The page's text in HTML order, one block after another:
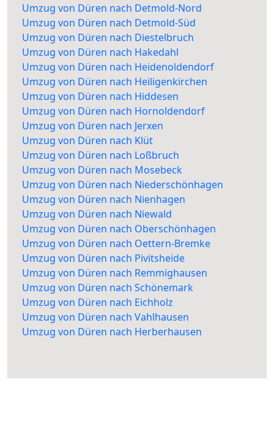
Umzug von Düren nach Detmold-Nord
Umzug von Düren nach Detmold-Süd
Umzug von Düren nach Diestelbruch
Umzug von Düren nach Hakedahl
Umzug von Düren nach Heidenoldendorf
Umzug von Düren nach Heiligenkirchen
Umzug von Düren nach Hiddesen
Umzug von Düren nach Hornoldendorf
Umzug von Düren nach Jerxen
Umzug von Düren nach Klüt
Umzug von Düren nach Loßbruch
Umzug von Düren nach Mosebeck
Umzug von Düren nach Niederschönhagen
Umzug von Düren nach Nienhagen
Umzug von Düren nach Niewald
Umzug von Düren nach Oberschönhagen
Umzug von Düren nach Oettern-Bremke
Umzug von Düren nach Pivitsheide
Umzug von Düren nach Remmighausen
Umzug von Düren nach Schönemark
Umzug von Düren nach Eichholz
Umzug von Düren nach Vahlhausen
Umzug von Düren nach Herberhausen